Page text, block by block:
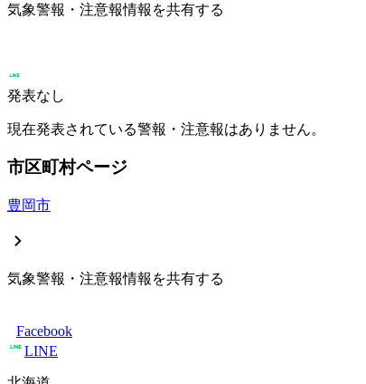
気象警報・注意報情報を共有する
発表なし
現在発表されている警報・注意報はありません。
市区町村ページ
豊岡市
気象警報・注意報情報を共有する
Facebook
LINE